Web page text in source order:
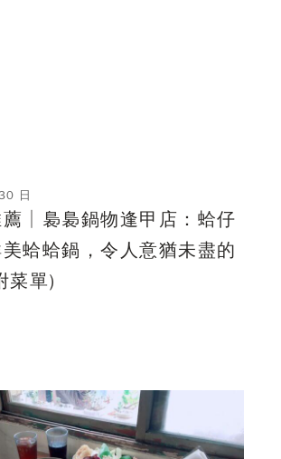
日
薦│裊裊鍋物逢甲店：蛤仔
蛤蛤鍋，令人意猶未盡的
菜單)